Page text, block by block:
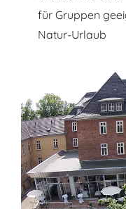
für Gruppen
Natur-Urlaub